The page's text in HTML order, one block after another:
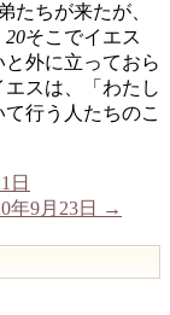
たちが来たが、
20そこでイエス
外に立っておら
エスは、「わたし
行う人たちのこ
日
9月23日
→